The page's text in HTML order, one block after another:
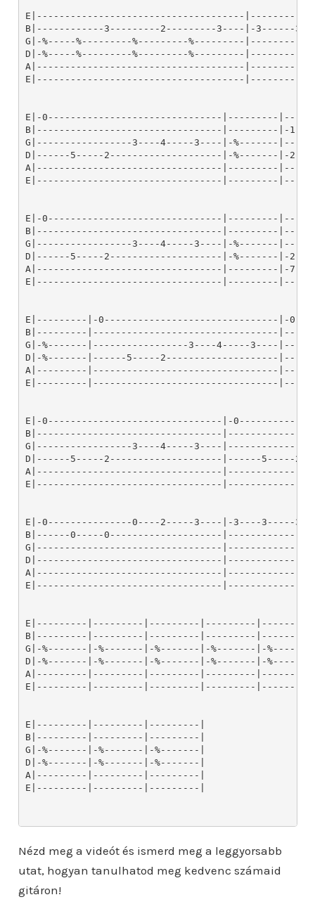
Nézd meg a videót és ismerd meg a leggyorsabb
utat, hogyan tanulhatod meg kedvenc számaid
gitáron!